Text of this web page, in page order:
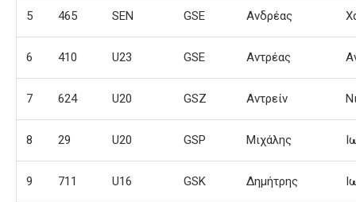
5 465 SEN GSE Ανδρέας
6 410 U23 GSE Αντρέας
7 624 U20 GSZ Αντρείν
8 29 U20 GSP Μιχάλης
9 711 U16 GSK Δημήτρης